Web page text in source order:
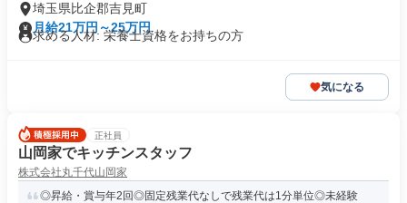
埼玉県比企郡吉見町
月給21万円～25万円
求める人材: 栄養士資格をお持ちの方
気になる
正社員
山岡家でキッチンスタッフ
株式会社丸千代山岡家
◎昇給・賞与年2回◎固定残業代なしで残業代は1分単位◎未経験